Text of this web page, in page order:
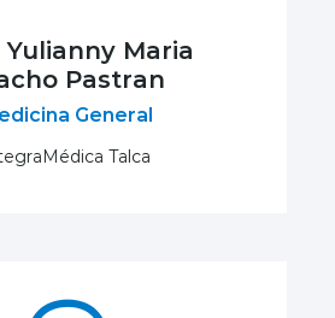
Yulianny Maria
Pastran
General
Talca